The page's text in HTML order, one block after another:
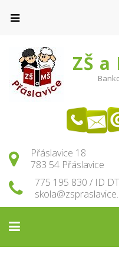
ZŠ
Přáslavice 18
783 54 Přáslavice
775 195 830 / ID